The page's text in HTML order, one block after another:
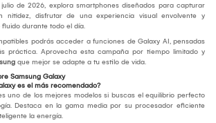
de 2026, explora smartphones diseñados para capturar
nitidez, disfrutar de una experiencia visual envolvente y
durante todo el día.
podrás acceder a funciones de Galaxy AI, pensadas
práctica. Aprovecha esta campaña por tiempo limitado y
que mejor se adapte a tu estilo de vida.
Samsung Galaxy
es el más recomendado?
uno de los mejores modelos si buscas el equilibrio perfecto
Destaca en la gama media por su procesador eficiente
la energía.